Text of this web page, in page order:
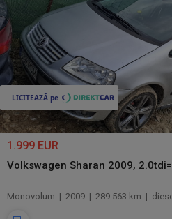
1.999 EUR
Volkswagen Sharan 2009,
Monovolum | 2009 | 289.563 km |